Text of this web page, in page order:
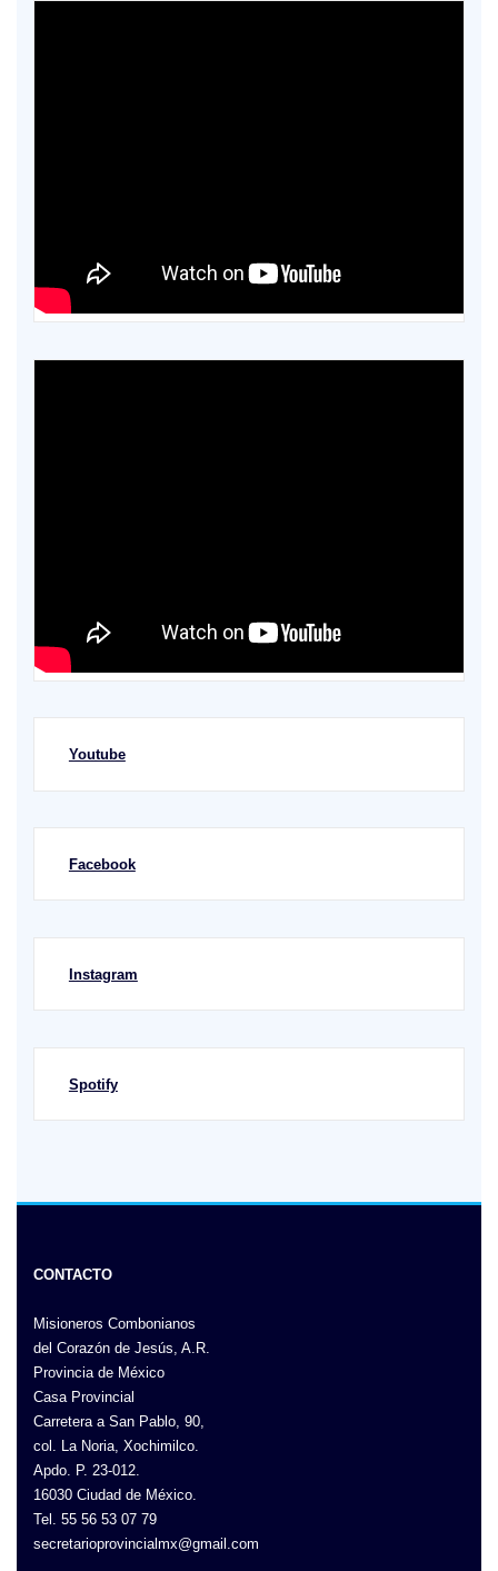
Youtube
Facebook
Instagram
Spotify
CONTACTO
Misioneros Combonianos
del Corazón de Jesús, A.R.
Provincia de México
Casa Provincial
Carretera a San Pablo, 90,
col. La Noria, Xochimilco.
Apdo. P. 23-012.
16030 Ciudad de México.
Tel. 55 56 53 07 79
secretarioprovincialmx@gmail.com